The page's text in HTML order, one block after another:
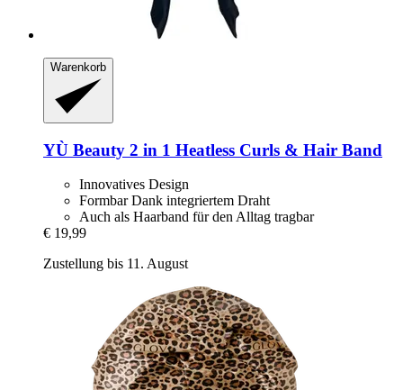
Warenkorb
YÙ Beauty 2 in 1 Heatless Curls & Hair Band
Innovatives Design
Formbar Dank integriertem Draht
Auch als Haarband für den Alltag tragbar
€ 19,99
Zustellung bis 11. August